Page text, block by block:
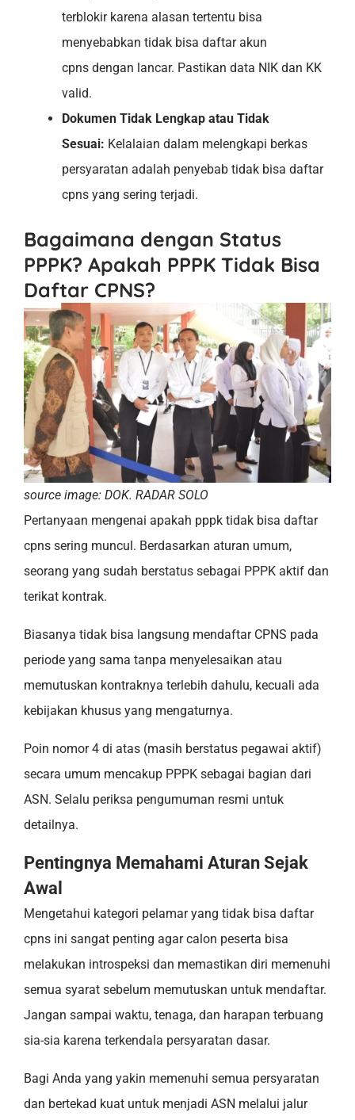
terblokir karena alasan tertentu bisa
menyebabkan tidak bisa daftar akun
cpns dengan lancar. Pastikan data NIK dan KK
valid.
Dokumen Tidak Lengkap atau Tidak
Sesuai: Kelalaian dalam melengkapi berkas
persyaratan adalah penyebab tidak bisa daftar
cpns yang sering terjadi.
Bagaimana dengan Status
PPPK? Apakah PPPK Tidak Bisa
Daftar CPNS?
source image: DOK. RADAR SOLO
Pertanyaan mengenai apakah pppk tidak bisa daftar
cpns sering muncul. Berdasarkan aturan umum,
seorang yang sudah berstatus sebagai PPPK aktif dan
terikat kontrak.
Biasanya tidak bisa langsung mendaftar CPNS pada
periode yang sama tanpa menyelesaikan atau
memutuskan kontraknya terlebih dahulu, kecuali ada
kebijakan khusus yang mengaturnya.
Poin nomor 4 di atas (masih berstatus pegawai aktif)
secara umum mencakup PPPK sebagai bagian dari
ASN. Selalu periksa pengumuman resmi untuk
detailnya.
Pentingnya Memahami Aturan Sejak
Awal
Mengetahui kategori pelamar yang tidak bisa daftar
cpns ini sangat penting agar calon peserta bisa
melakukan introspeksi dan memastikan diri memenuhi
semua syarat sebelum memutuskan untuk mendaftar.
Jangan sampai waktu, tenaga, dan harapan terbuang
sia-sia karena terkendala persyaratan dasar.
Bagi Anda yang yakin memenuhi semua persyaratan
dan bertekad kuat untuk menjadi ASN melalui jalur